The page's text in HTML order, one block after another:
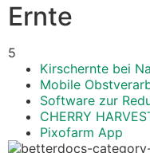
Ernte
5
Kirschernte bei
Mobile
Software zur
CHERRY
Pixofarm App